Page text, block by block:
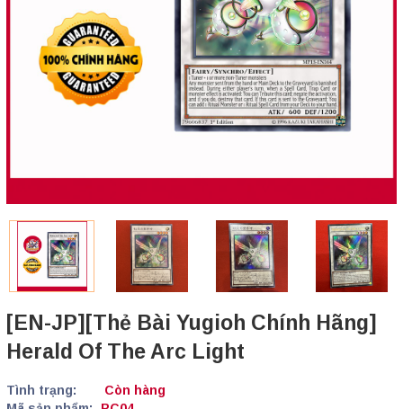
[EN-JP][Thẻ Bài Yugioh Chính Hãng]
Herald Of The Arc Light
Tình trạng:
Còn hàng